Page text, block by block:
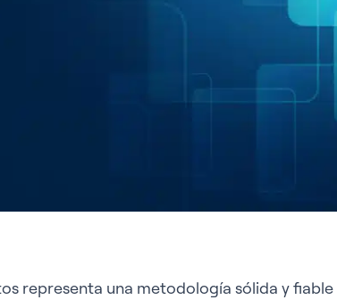
representa una metodología sólida y